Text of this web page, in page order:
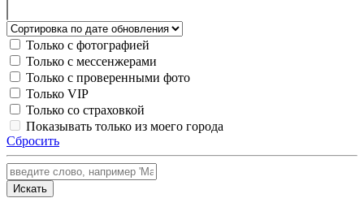
Только с фотографией
Только с мессенжерами
Только с проверенными фото
Только VIP
Только со страховкой
Показывать только из моего города
Сбросить
Искать